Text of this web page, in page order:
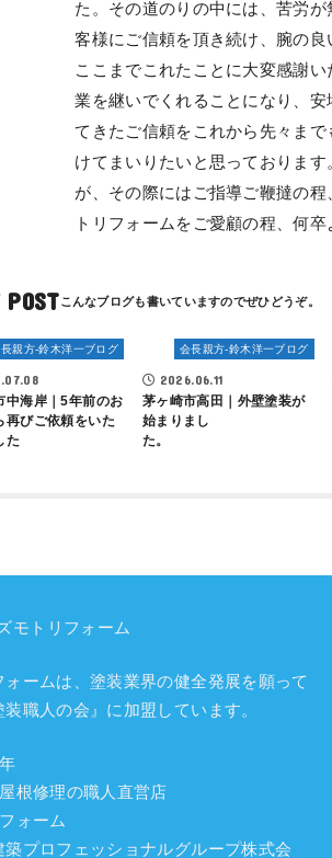
た。その道のりの中には、苦労
客様にご信頼を頂き続け、腕の良
ここまでこれたことに大変感謝
業を継いでくれることになり、
てきたご信頼をこれから先々ま
けてまいりたいと思っておりま
が、その際にはご指導ご鞭撻の
トリフォームをご愛顧の程、何
親方-鈴木洋一ブログ
中海岸｜5年前のお
再びご依頼をいた
ました
会長親方-鈴木洋一ブログ
2026.06.11
茅ヶ崎市高田｜外壁塗装が
始まりまし
た。
ォームは、塗装業界の健全発展を願って
装職人の会 』に加盟しています。
根修理の職人直営店
ォーム
築プロフェッショナルグループ株式会